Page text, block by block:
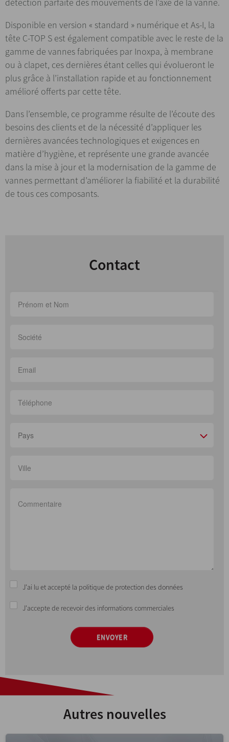
Disponible en version « standard » numérique et As-I, la
tête C-TOP S est également compatible avec le reste de la
gamme de vannes fabriquées par Inoxpa, à membrane
ou à clapet, ces dernières étant celles qui évolueront le
plus grâce à l’installation rapide et au fonctionnement
amélioré offerts par cette tête.
Dans l’ensemble, ce programme résulte de l’écoute des
besoins des clients et de la nécessité d’appliquer les
dernières avancées technologiques et exigences en
matière d’hygiène, et représente une grande avancée
dans la mise à jour et la modernisation de la gamme de
vannes permettant d’améliorer la fiabilité et la durabilité
de tous ces composants.
Contact
Pays
J'ai lu et accepté la politique de protection des données
J'accepte de recevoir des informations commerciales
ENVOYER
Autres nouvelles